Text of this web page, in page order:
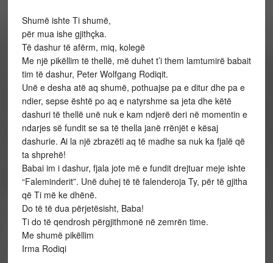
Shumë ishte Ti shumë,
për mua ishe gjithçka.
Të dashur të afërm, miq, kolegë
Me një pikëllim të thellë, më duhet t’i them lamtumirë babait
tim të dashur, Peter Wolfgang Rodiqit.
Unë e desha atë aq shumë, pothuajse pa e ditur dhe pa e
ndier, sepse është po aq e natyrshme sa jeta dhe këtë
dashuri të thellë unë nuk e kam ndjerë deri në momentin e
ndarjes së fundit se sa të thella janë rrënjët e kësaj
dashurie. Ai la një zbrazëti aq të madhe sa nuk ka fjalë që
ta shprehë!
Babai im i dashur, fjala jote më e fundit drejtuar meje ishte
“Faleminderit”. Unë duhej të të falenderoja Ty, për të gjitha
që Ti më ke dhënë.
Do të të dua përjetësisht, Baba!
Ti do të qendrosh përgjithmonë në zemrën time.
Me shumë pikëllim
Irma Rodiqi